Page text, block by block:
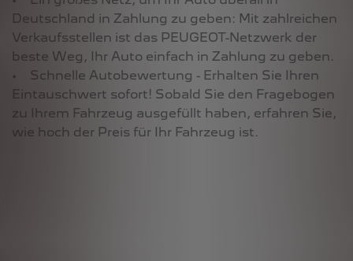
Deutschland in Zahlung zu geben: Mit zahlreichen
Verkaufsstellen ist das PEUGEOT-Netzwerk der
beste Weg, Ihr Auto einfach in Zahlung zu geben.
• Schnelle Autobewertung - Erhalten Sie Ihren
Eintauschwert sofort! Sobald Sie den Fragebogen
zu Ihrem Fahrzeug ausgefüllt haben, erfahren Sie,
wie hoch der Preis für Ihr Fahrzeug ist.